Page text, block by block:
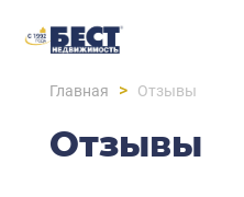
Главная > Отзывы
Отзывы